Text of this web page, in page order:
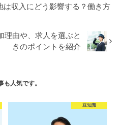
は収入にどう影響する？働き方
理由や、求人を選ぶと
きのポイントを紹介
も人気です。
豆知識